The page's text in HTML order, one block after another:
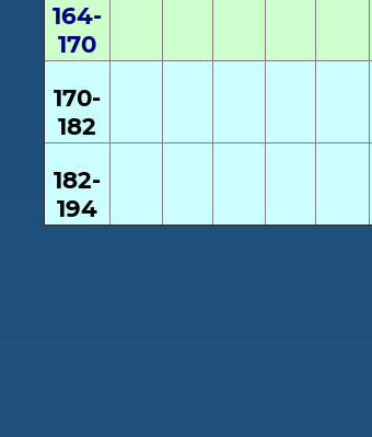
164-
170
170-
182
182-
194